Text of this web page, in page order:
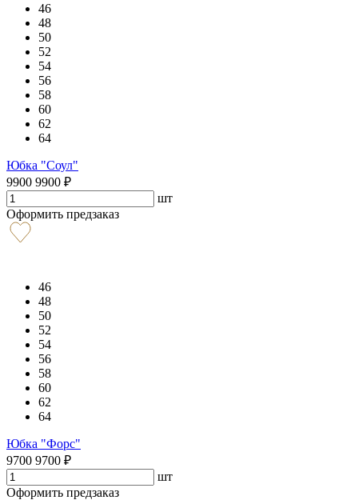
46
48
50
52
54
56
58
60
62
64
Юбка "Соул"
9900 9900 ₽
шт
Оформить предзаказ
46
48
50
52
54
56
58
60
62
64
Юбка "Форс"
9700 9700 ₽
шт
Оформить предзаказ